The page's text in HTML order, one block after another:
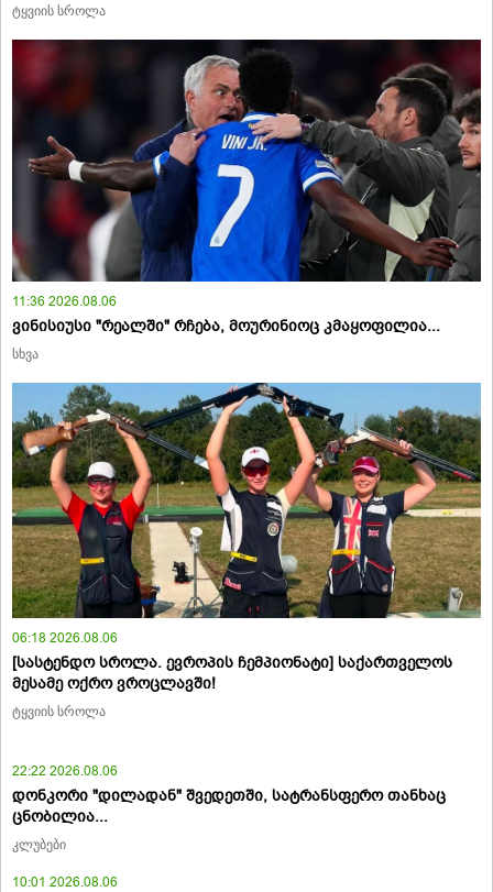
ტყვიის სროლა
11:36 2026.08.06
ვინისიუსი "რეალში" რჩება, მოურინიოც კმაყოფილია...
სხვა
06:18 2026.08.06
[სასტენდო სროლა. ევროპის ჩემპიონატი] საქართველოს
მესამე ოქრო ვროცლავში!
ტყვიის სროლა
22:22 2026.08.06
დონკორი "დილადან" შვედეთში, სატრანსფერო თანხაც
ცნობილია...
კლუბები
10:01 2026.08.06